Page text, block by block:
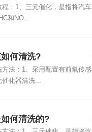
：1、三元催化，是指将汽车
和NO...
何清洗?
方法：1、采用配置有前氧传感
化器清洗...
何清洗的?